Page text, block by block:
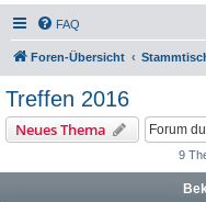
FAQ
Foren-Übersicht
Treffen 2016
Neues Thema
9